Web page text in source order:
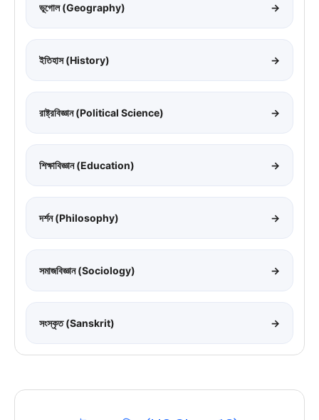
ভূগোল (Geography) →
ইতিহাস (History) →
রাষ্ট্রবিজ্ঞান (Political Science) →
শিক্ষাবিজ্ঞান (Education) →
দর্শন (Philosophy) →
সমাজবিজ্ঞান (Sociology) →
সংস্কৃত (Sanskrit) →